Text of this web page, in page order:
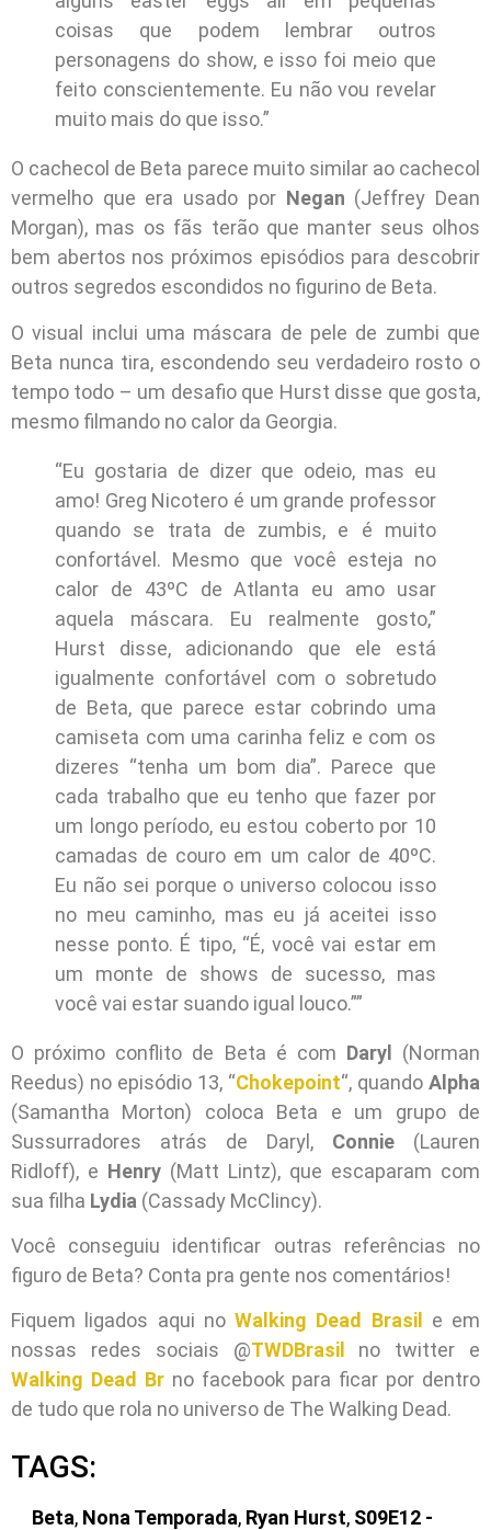
coisas que podem lembrar outros
personagens do show, e isso foi meio que
feito conscientemente. Eu não vou revelar
muito mais do que isso.”
O cachecol de Beta parece muito similar ao cachecol
vermelho que era usado por Negan (Jeffrey Dean
Morgan), mas os fãs terão que manter seus olhos
bem abertos nos próximos episódios para descobrir
outros segredos escondidos no figurino de Beta.
O visual inclui uma máscara de pele de zumbi que
Beta nunca tira, escondendo seu verdadeiro rosto o
tempo todo – um desafio que Hurst disse que gosta,
mesmo filmando no calor da Georgia.
“Eu gostaria de dizer que odeio, mas eu
amo! Greg Nicotero é um grande professor
quando se trata de zumbis, e é muito
confortável. Mesmo que você esteja no
calor de 43ºC de Atlanta eu amo usar
aquela máscara. Eu realmente gosto,”
Hurst disse, adicionando que ele está
igualmente confortável com o sobretudo
de Beta, que parece estar cobrindo uma
camiseta com uma carinha feliz e com os
dizeres “tenha um bom dia”. Parece que
cada trabalho que eu tenho que fazer por
um longo período, eu estou coberto por 10
camadas de couro em um calor de 40ºC.
Eu não sei porque o universo colocou isso
no meu caminho, mas eu já aceitei isso
nesse ponto. É tipo, “É, você vai estar em
um monte de shows de sucesso, mas
você vai estar suando igual louco.””
O próximo conflito de Beta é com Daryl (Norman
Reedus) no episódio 13, “Chokepoint“, quando Alpha
(Samantha Morton) coloca Beta e um grupo de
Sussurradores atrás de Daryl, Connie (Lauren
Ridloff), e Henry (Matt Lintz), que escaparam com
sua filha Lydia (Cassady McClincy).
Você conseguiu identificar outras referências no
figuro de Beta? Conta pra gente nos comentários!
Fiquem ligados aqui no Walking Dead Brasil
e em
nossas redes sociais @TWDBrasil
no twitter e
Walking Dead Brno facebook para ficar por dentro
de tudo que rola no universo de The Walking Dead.
TAGS:
Beta, Nona Temporada, Ryan Hurst, S09E12 -